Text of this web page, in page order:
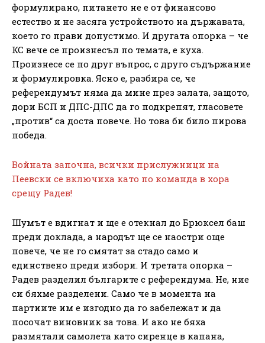
формулирано, питането не е от финансово
естество и не засяга устройството на държавата,
което го прави допустимо. И другата опорка – че
КС вече се произнесъл по темата, е куха.
Произнесе се по друг въпрос, с друго съдържание
и формулировка. Ясно е, разбира се, че
референдумът няма да мине през залата, защото,
дори БСП и ДПС-ДПС да го подкрепят, гласовете
„против“ са доста повече. Но това би било пирова
победа.
Войната започна, всички прислужници на
Пеевски се включиха като по команда в хора
срещу Радев!
Шумът е вдигнат и ще е отекнал до Брюксел баш
преди доклада, а народът ще се наостри още
повече, че не го смятат за стадо само и
единствено преди избори. И третата опорка –
Радев разделил българите с референдума. Не, ние
си бяхме разделени. Само че в момента на
партиите им е изгодно да го забележат и да
посочат виновник за това. И ако не бяха
размятали самолета като сиренце в капана,